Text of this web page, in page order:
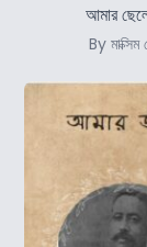
আমার
By মাক্সিম